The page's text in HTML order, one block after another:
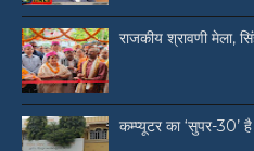
राजकीय श्रावणी मेला,
कम्प्यूटर का ‘सुपर-30’